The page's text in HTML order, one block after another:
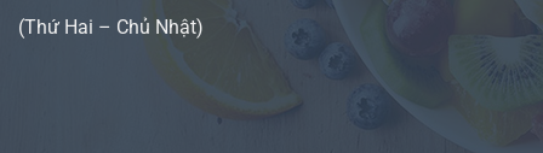
(Thứ Hai – Chủ Nhật)